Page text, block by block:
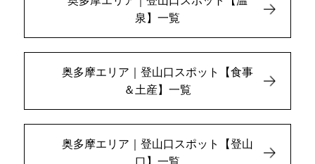
泉】一覧
奥多摩エリア｜登山口スポット【食事
＆土産】一覧
奥多摩エリア｜登山口スポット【登山
口】一覧